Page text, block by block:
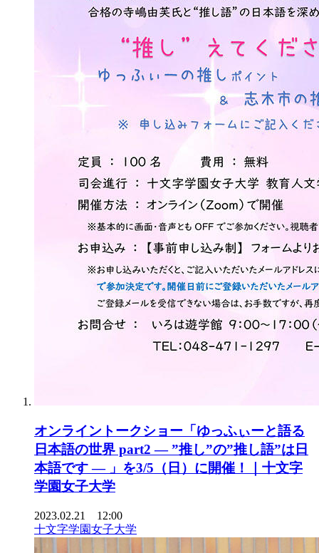
オンライントークショー「ゆっふぃーと語る
日本語の世界 part2 — ”推し”の”推し語”は日
本語です — 」を3/5（日）に開催！｜十文字
学園女子大学
2023.02.21 12:00
十文字学園女子大学